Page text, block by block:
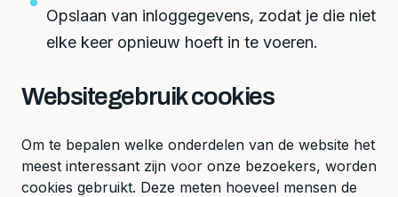
Opslaan van inloggegevens, zodat je die niet
elke keer opnieuw hoeft in te voeren.
Websitegebruik cookies
Om te bepalen welke onderdelen van de website het
meest interessant zijn voor onze bezoekers, worden
cookies gebruikt. Deze meten hoeveel mensen de